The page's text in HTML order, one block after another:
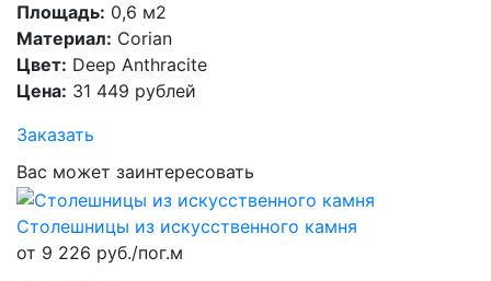
Площадь: 0,6 м2
Материал: Corian
Цвет: Deep Anthracite
Цена: 31 449 рублей
Заказать
Вас может заинтересовать
Столешницы из искусственного камня
от 9 226 руб./пог.м